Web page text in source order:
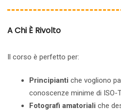
A Chi È Rivolto
Il corso è perfetto per:
Principianti che vogliono
conoscenze minime di ISO-
Fotografi amatoriali che